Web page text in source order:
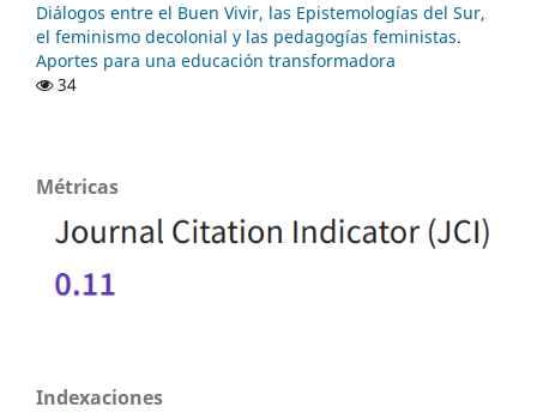
Diálogos entre el Buen Vivir, las Epistemologías del Sur,
el feminismo decolonial y las pedagogías feministas.
Aportes para una educación transformadora
34
Métricas
Indexaciones